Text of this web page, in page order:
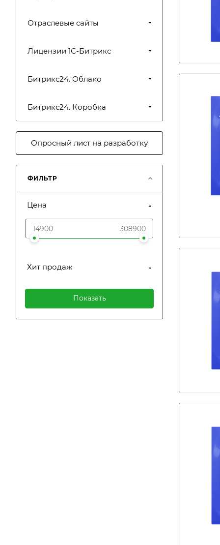
Отраслевые сайты
Лицензии 1С-Битрикс
Битрикс24. Облако
Битрикс24. Коробка
Опросный лист на разработку
ФИЛЬТР
Цена
Хит продаж